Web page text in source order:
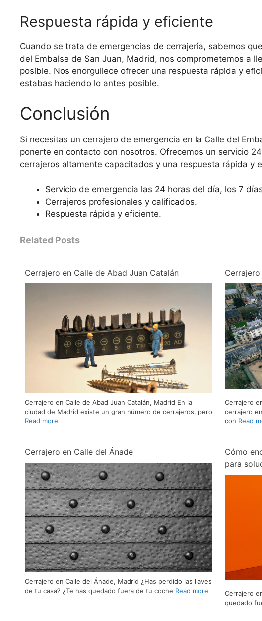
Respuesta rápida y eficiente
Cuando se trata de emergencias de cerrajería, sabemos
del Embalse de San Juan, Madrid, nos comprometemos a
posible. Nos enorgullece ofrecer una respuesta rápida y
estabas haciendo lo antes posible.
Conclusión
Si necesitas un cerrajero de emergencia en la Calle del
ponerte en contacto con nosotros. Ofrecemos un servicio
cerrajeros altamente capacitados y una respuesta rápida y
Servicio de emergencia las 24 horas del día, los 7
Cerrajeros profesionales y calificados.
Respuesta rápida y eficiente.
Related Posts
Cerrajero en Calle de Abad Juan Catalán
Cerrajero en Calle de Abad Juan Catalán, Madrid En la
ciudad de Madrid existe un gran número de cerrajeros, pero
Read more
Cerrajero
cerrajero
con Read
Cerrajero en Calle del Ánade
Cerrajero en Calle del Ánade, Madrid ¿Has perdido las llaves
de tu casa? ¿Te has quedado fuera de tu coche Read more
Cómo
para
Cerrajero
quedado